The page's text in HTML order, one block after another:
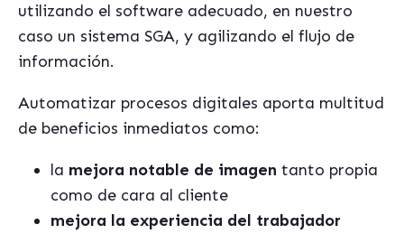
utilizando el software adecuado, en nuestro
caso un sistema SGA, y agilizando el flujo de
información.
Automatizar procesos digitales aporta multitud
de beneficios inmediatos como:
la mejora notable de imagen tanto propia
como de cara al cliente
mejora la experiencia del trabajador